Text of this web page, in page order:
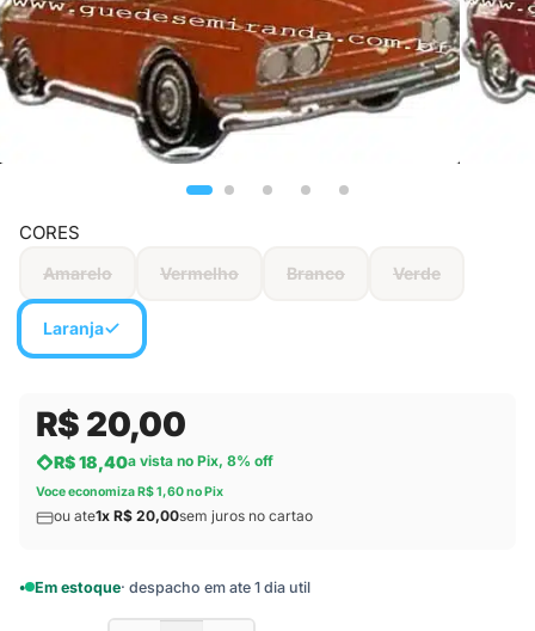
R$ 20,00
R$ 18,40a vista no Pix, 8% off
Voce economiza R$ 1,60 no Pix
ou ate1x R$ 20,00sem juros no cartao
Em estoque· despacho em ate 1 dia util
CORES
Amarelo Vermelho Branco Verde
Laranja